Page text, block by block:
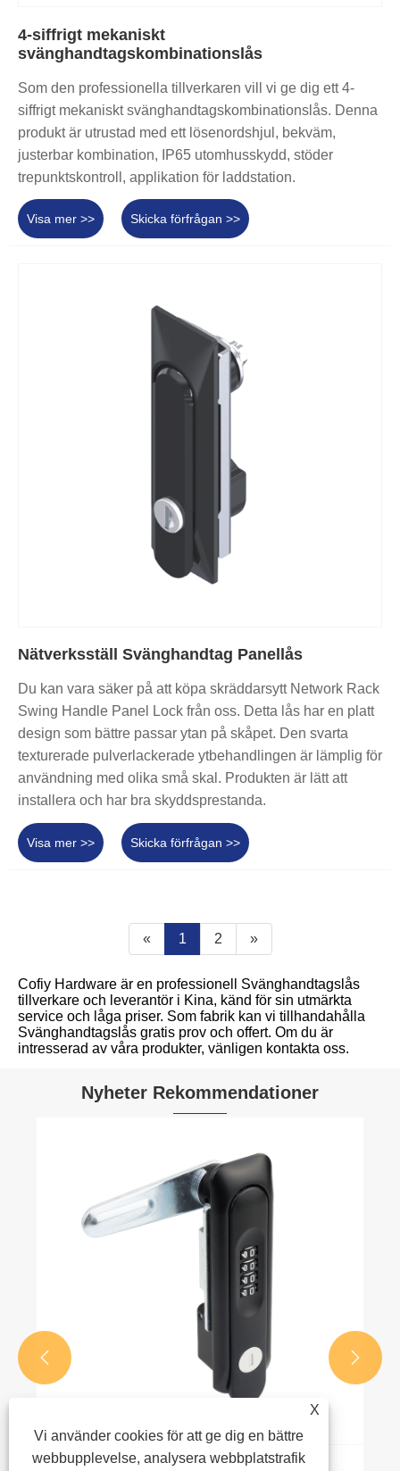
4-siffrigt mekaniskt
svänghandtagskombinationslås
Som den professionella tillverkaren vill vi ge dig ett 4-
siffrigt mekaniskt svänghandtagskombinationslås. Denna
produkt är utrustad med ett lösenordshjul, bekväm,
justerbar kombination, IP65 utomhusskydd, stöder
trepunktskontroll, applikation för laddstation.
Visa mer >> Skicka förfrågan >>
Nätverksställ Svänghandtag Panellås
Du kan vara säker på att köpa skräddarsytt Network Rack
Swing Handle Panel Lock från oss. Detta lås har en platt
design som bättre passar ytan på skåpet. Den svarta
texturerade pulverlackerade ytbehandlingen är lämplig för
användning med olika små skal. Produkten är lätt att
installera och har bra skyddsprestanda.
Visa mer >> Skicka förfrågan >>
« 1 2 »
Cofiy Hardware är en professionell Svänghandtagslås
tillverkare och leverantör i Kina, känd för sin utmärkta
service och låga priser. Som fabrik kan vi tillhandahålla
Svänghandtagslås gratis prov och offert. Om du är
intresserad av våra produkter, vänligen kontakta oss.
Nyheter Rekommendationer
 
X
Vi använder cookies för att ge dig en bättre
webbupplevelse, analysera webbplatstrafik